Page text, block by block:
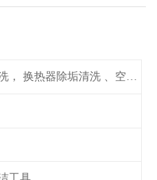
工业设备清洗， 换热器除垢清洗 、空调清洗等